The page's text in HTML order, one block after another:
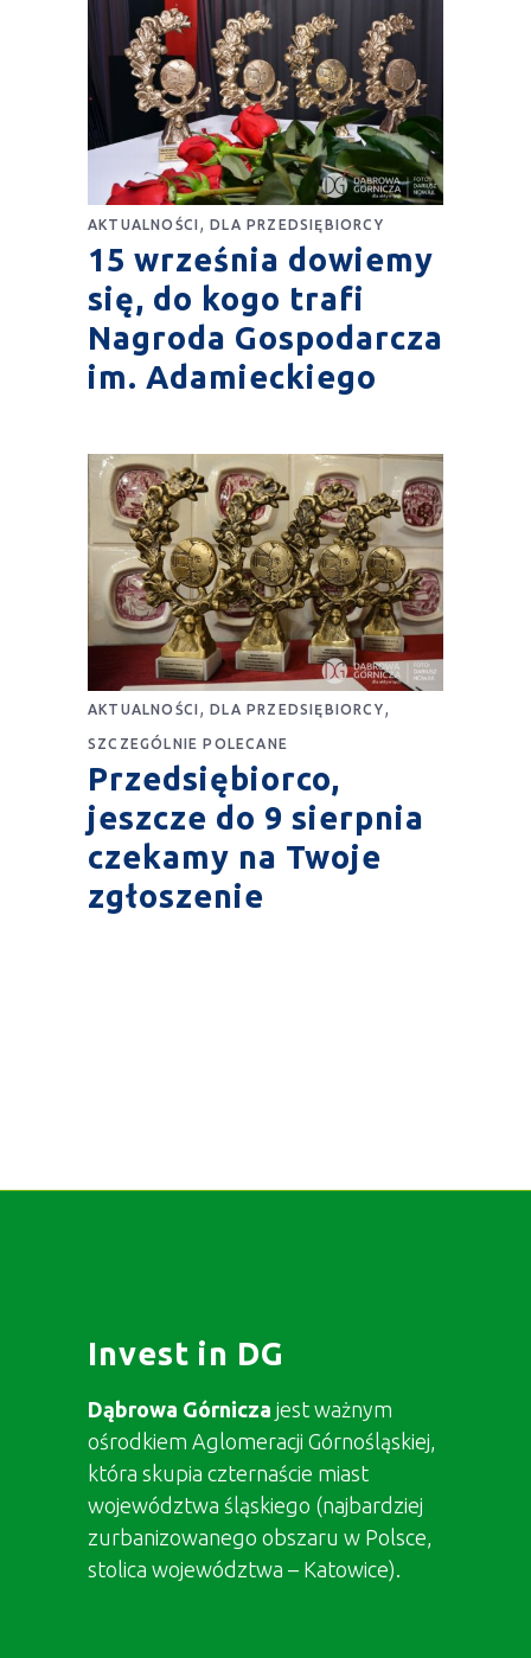
AKTUALNOŚCI ,DLA PRZEDSIĘBIORCY
15 września dowiemy
się, do kogo trafi
Nagroda Gospodarcza
im. Adamieckiego
AKTUALNOŚCI,DLA PRZEDSIĘBIORCY,
SZCZEGÓLNIE POLECANE
Przedsiębiorco,
jeszcze do 9 sierpnia
czekamy na Twoje
zgłoszenie
Invest in DG
Dąbrowa Górnicza jest ważnym
ośrodkiem Aglomeracji Górnośląskiej,
która skupia czternaście miast
województwa śląskiego (najbardziej
zurbanizowanego obszaru w Polsce,
stolica województwa – Katowice).